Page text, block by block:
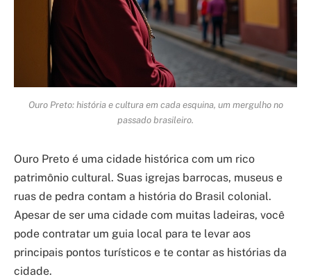
Ouro Preto: história e cultura em cada esquina, um mergulho no
passado brasileiro.
Ouro Preto é uma cidade histórica com um rico
patrimônio cultural. Suas igrejas barrocas, museus e
ruas de pedra contam a história do Brasil colonial.
Apesar de ser uma cidade com muitas ladeiras, você
pode contratar um guia local para te levar aos
principais pontos turísticos e te contar as histórias da
cidade.